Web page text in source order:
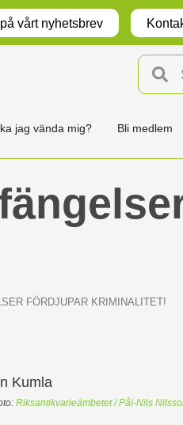
vårt nyhetsbrev
jag vända mig? Bli medlem
FÖRDJUPAR KRIMINALITET!
Riksantikvarieämbetet / Pål-Nils